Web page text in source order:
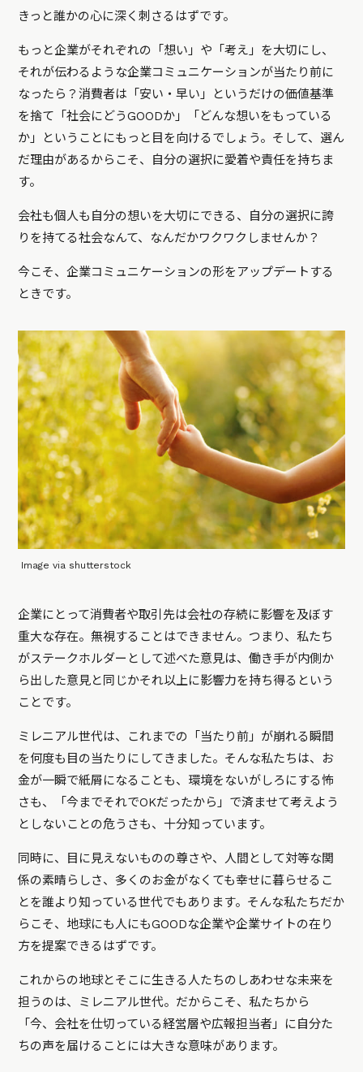
きっと誰かの心に深く刺さるはずです。
もっと企業がそれぞれの「想い」や「考え」を大切にし、
それが伝わるような企業コミュニケーションが当たり前に
なったら？消費者は「安い・早い」というだけの価値基準
を捨て「社会にどうGOODか」「どんな想いをもっている
か」ということにもっと目を向けるでしょう。そして、選ん
だ理由があるからこそ、自分の選択に愛着や責任を持ちま
す。
会社も個人も自分の想いを大切にできる、自分の選択に誇
りを持てる社会なんて、なんだかワクワクしませんか？
今こそ、企業コミュニケーションの形をアップデートする
ときです。
Image via shutterstock
企業にとって消費者や取引先は会社の存続に影響を及ぼす
重大な存在。無視することはできません。つまり、私たち
がステークホルダーとして述べた意見は、働き手が内側か
ら出した意見と同じかそれ以上に影響力を持ち得るという
ことです。
ミレニアル世代は、これまでの「当たり前」が崩れる瞬間
を何度も目の当たりにしてきました。そんな私たちは、お
金が一瞬で紙屑になることも、環境をないがしろにする怖
さも、「今までそれでOKだったから」で済ませて考えよう
としないことの危うさも、十分知っています。
同時に、目に見えないものの尊さや、人間として対等な関
係の素晴らしさ、多くのお金がなくても幸せに暮らせるこ
とを誰より知っている世代でもあります。そんな私たちだか
らこそ、地球にも人にもGOODな企業や企業サイトの在り
方を提案できるはずです。
これからの地球とそこに生きる人たちのしあわせな未来を
担うのは、ミレニアル世代。だからこそ、私たちから
「今、会社を仕切っている経営層や広報担当者」に自分た
ちの声を届けることには大きな意味があります。